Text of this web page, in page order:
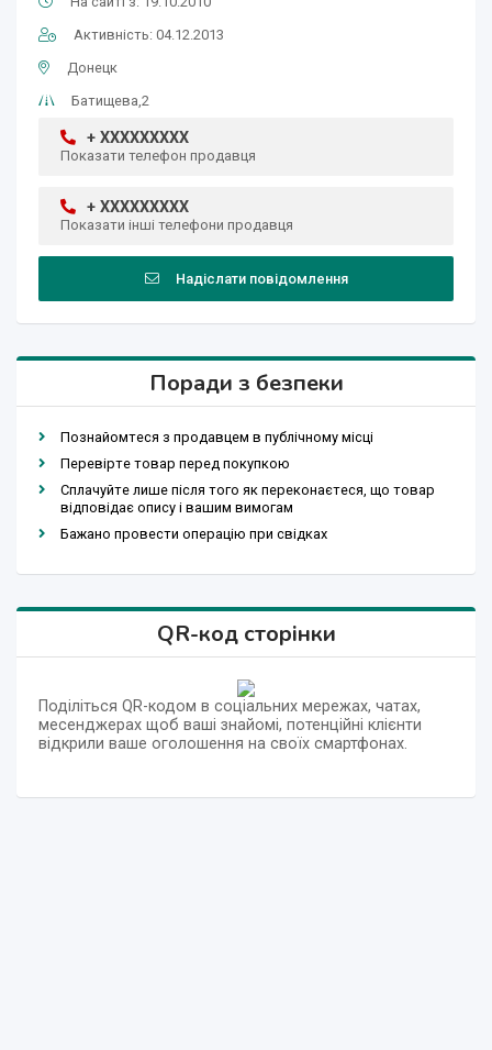
Активність: 04.12.2013
Донецк
Батищева,2
+ XXXXXXXXX
Показати телефон продавця
+ XXXXXXXXX
Показати інші телефони продавця
Надіслати повідомлення
Поради з безпеки
Познайомтеся з продавцем в публічному місці
Перевірте товар перед покупкою
Сплачуйте лише після того як переконаєтеся, що товар
відповідає опису і вашим вимогам
Бажано провести операцію при свідках
QR-код сторінки
Поділіться QR-кодом в соціальних мережах, чатах,
месенджерах щоб ваші знайомі, потенційні клієнти
відкрили ваше оголошення на своїх смартфонах.